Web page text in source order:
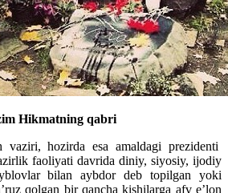
Hikmatning qabri
vaziri, hozirda esa amaldagi prezidenti
faoliyati davrida diniy, siyosiy, ijodiy
bilan aybdor deb topilgan yoki
qolgan bir qancha kishilarga afv e’lon